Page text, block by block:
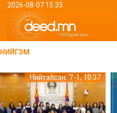
2026-08-07 15:33
НИЙГЭМ
Нийтэлсэн: 7-1, 10:37